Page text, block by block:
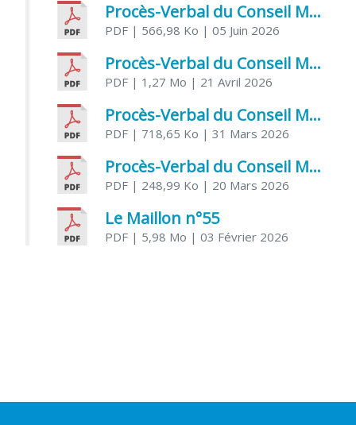
Procès-Verbal du Conseil Municipal du 5 juin 2026
PDF | 566,98 Ko | 05 Juin 2026
Procès-Verbal du Conseil Municipal du 21 avril 2026
PDF | 1,27 Mo | 21 Avril 2026
Procès-Verbal du Conseil Municipal du 31 mars 2026
PDF | 718,65 Ko | 31 Mars 2026
Procès-Verbal du Conseil Municipal du 20 mars 2026
PDF | 248,99 Ko | 20 Mars 2026
Le Maillon n°55
PDF | 5,98 Mo | 03 Février 2026